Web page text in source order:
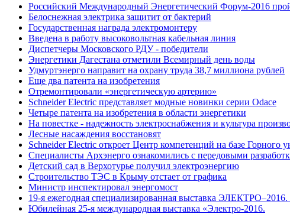
Российский Международный Энергетический Форум-2016
Белоснежная электрика защитит от бактерий
Государственная награда электромонтеру
Введена в работу высоковольтная кабельная линия
Диспетчеры Московского РДУ - победители
Энергетики Дагестана отметили Всемирный день воды
Удмуртэнерго направит на охрану труда 38,7 миллиона рублей
Еще два патента на изобретения
Отремонтировали «энергетическую артерию»
Schneider Electric представляет модные новинки серии Odace
Четыре патента на изобретения в области энергетики
На повестке - надежность электроснабжения и культура
Лесные насаждения восстановят
Schneider Electric откроет Центр компетенций на базе Горного
Специалисты Архэнерго ознакомились с передовыми
Детский сад в Верхотурье получил электроэнергию
Строительство ТЭС в Крыму отстает от графика
Министр инспектировал энергомост
19-я ежегодная специализированная выставка ЭЛЕКТРО–2016.
Юбилейная 25-я международная выставка «Электро-2016.